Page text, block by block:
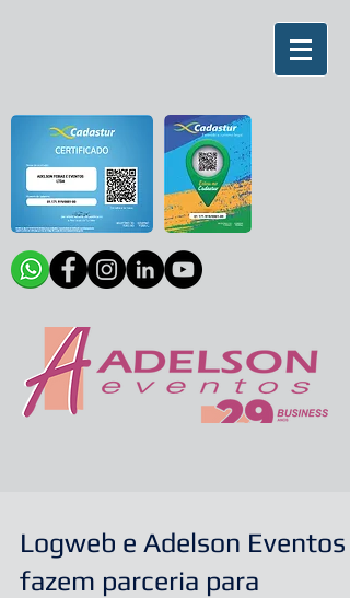
Logweb e Adelson Eventos
fazem parceria para